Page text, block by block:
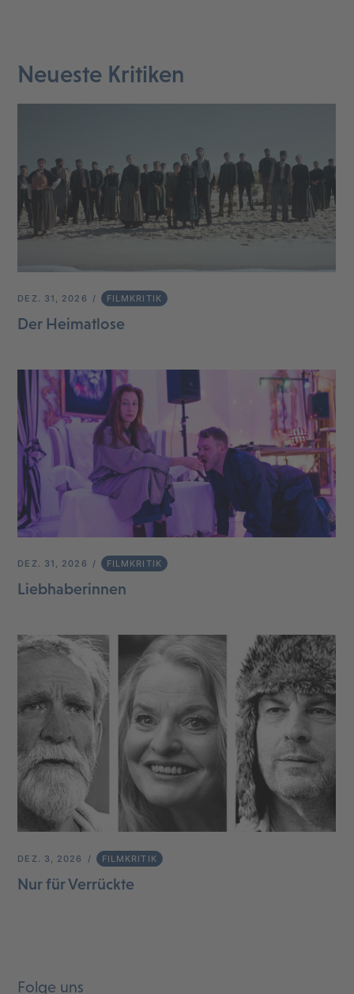
Neueste Kritiken
DEZ. 31, 2026 FILMKRITIK
Der Heimatlose
DEZ. 31, 2026 FILMKRITIK
Liebhaberinnen
DEZ. 3, 2026 FILMKRITIK
Nur für Verrückte
Folge uns